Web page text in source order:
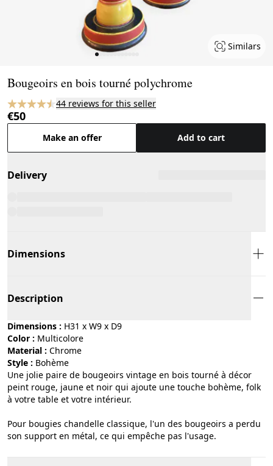
Similars
Bougeoirs en bois tourné polychrome
44 reviews for this seller
€50
Make an offer Add to cart
Delivery
Dimensions
Description
Dimensions : H31 x W9 x D9
Color :
multicolore
Material :
chrome
Style :
bohème
Une jolie paire de bougeoirs vintage en bois tourné à décor
peint rouge, jaune et noir qui ajoute une touche bohème, folk
à votre table et votre intérieur.
Pour bougies chandelle classique, l'un des bougeoirs a perdu
son support en métal, ce qui empêche pas l'usage.